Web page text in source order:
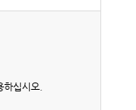
십시오.